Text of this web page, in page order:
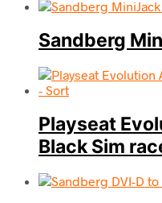
Sandberg
Playseat
Black Sim